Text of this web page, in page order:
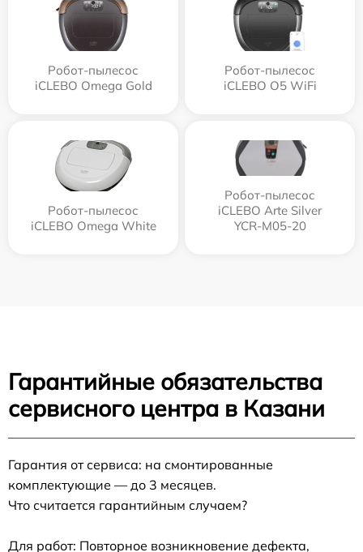
Робот-пылесос
iCLEBO Omega Gold
Робот-пылесос
iCLEBO O5 WiFi
Робот-пылесос
iCLEBO Omega White
Робот-пылесос
iCLEBO Arte Silver
YCR-M05-20
Гарантийные обязательства
сервисного центра в Казани
Гарантия от сервиса: на смонтированные
комплектующие — до 3 месяцев.
Что считается гарантийным случаем?
Для работ: Повторное возникновение дефекта,